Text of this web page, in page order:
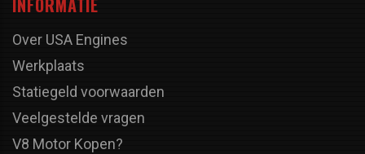
INFORMATIE
Over USA Engines
Werkplaats
Statiegeld voorwaarden
Veelgestelde vragen
V8 Motor Kopen?